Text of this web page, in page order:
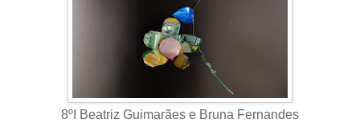
8ºI Beatriz Guimarães e Bruna Fernandes